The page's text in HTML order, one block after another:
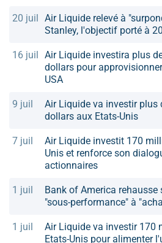
20 juil Air Liquide relevé à
Stanley, l'objectif porté à
16 juil Air Liquide investira plus
dollars pour
USA
9 juil
Air Liquide va investir plus
dollars aux Etats-Unis
7 juil
Air Liquide investit 170
Unis et renforce son
actionnaires
1 juil
Bank of America
"sous-performance" à
1 juil
Air Liquide va investir 170
Etats-Unis pour alimenter